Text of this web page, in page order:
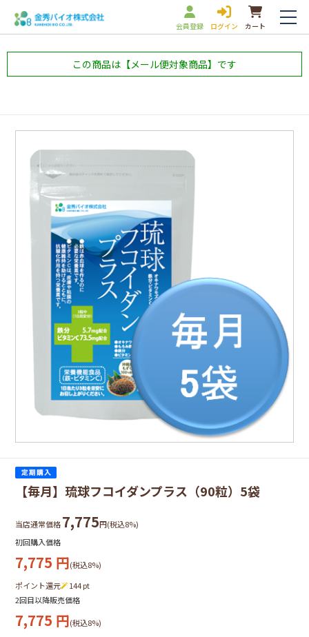
会員登録 ログイン カート
この商品は【メール便対象商品】です
【毎月】琉球フコイダンプラス（90粒）5袋
当店通常価格7,775円(税込8%)
初回購入価格
7,775 円(税込8%)
ポイント還元
144pt
2回目以降販売価格
7,775 円(税込8%)